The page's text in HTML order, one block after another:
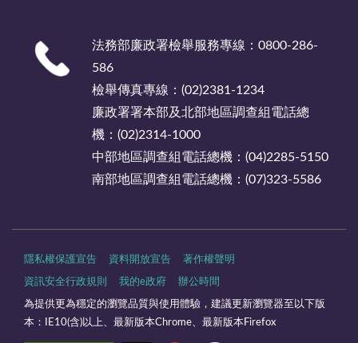
法務部廉政署檢舉服務專線：0800-286-
586
檢舉傳真專線：(02)2381-1234
廉政署署本部及北部地區調查組電話總
機：(02)2314-1000
中部地區調查組電話總機：(04)2285-5150
南部地區調查組電話總機：(07)323-5586
隱私權保護宣告 資料開放宣告 著作權聲明
資訊安全行政規則 我的e政府 辦公時間
為提供更為穩定的瀏覽品質與使用體驗，建議更新瀏覽器至以下版
本：IE10(含)以上、最新版本Chrome、最新版本Firefox